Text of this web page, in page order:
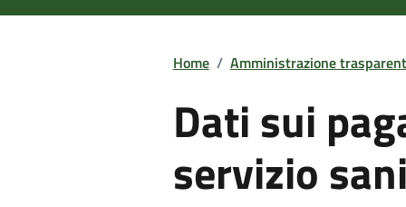
Home / Amministrazione
Dati sui
servizio